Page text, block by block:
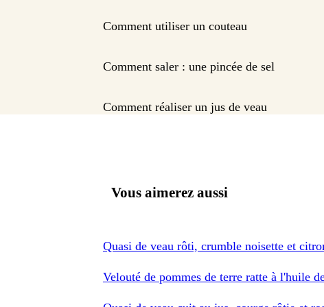
Comment utiliser un couteau
Comment saler : une pincée de sel
Comment réaliser un jus de veau
Vous aimerez aussi
Quasi de veau rôti, crumble noisette et
Velouté de pommes de terre ratte à l'huile